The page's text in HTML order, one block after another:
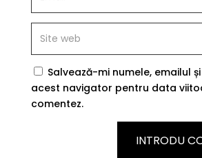
Salvează-mi numele, emailul
acest navigator pentru data
comentez.
INTRODU